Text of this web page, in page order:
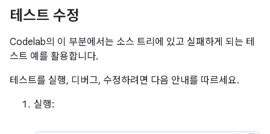
테스트 수정
Codelab의 이 부분에서는 소스 트리에 있고 실패하게 되는 테
스트 예를 활용합니다.
테스트를 실행, 디버그, 수정하려면 다음 안내를 따르세요.
실행: